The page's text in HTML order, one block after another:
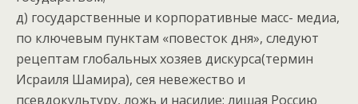
д) государственные и корпоративные масс- медиа,
по ключевым пунктам «повесток дня», следуют
рецептам глобальных хозяев дискурса(термин
Исраиля Шамира), сея невежество и
псевдокультуру, ложь и насилие; лишая Россию